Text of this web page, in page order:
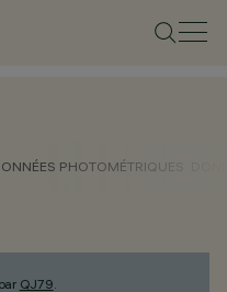
PHOTOMÉTRIQUES
QJ79.